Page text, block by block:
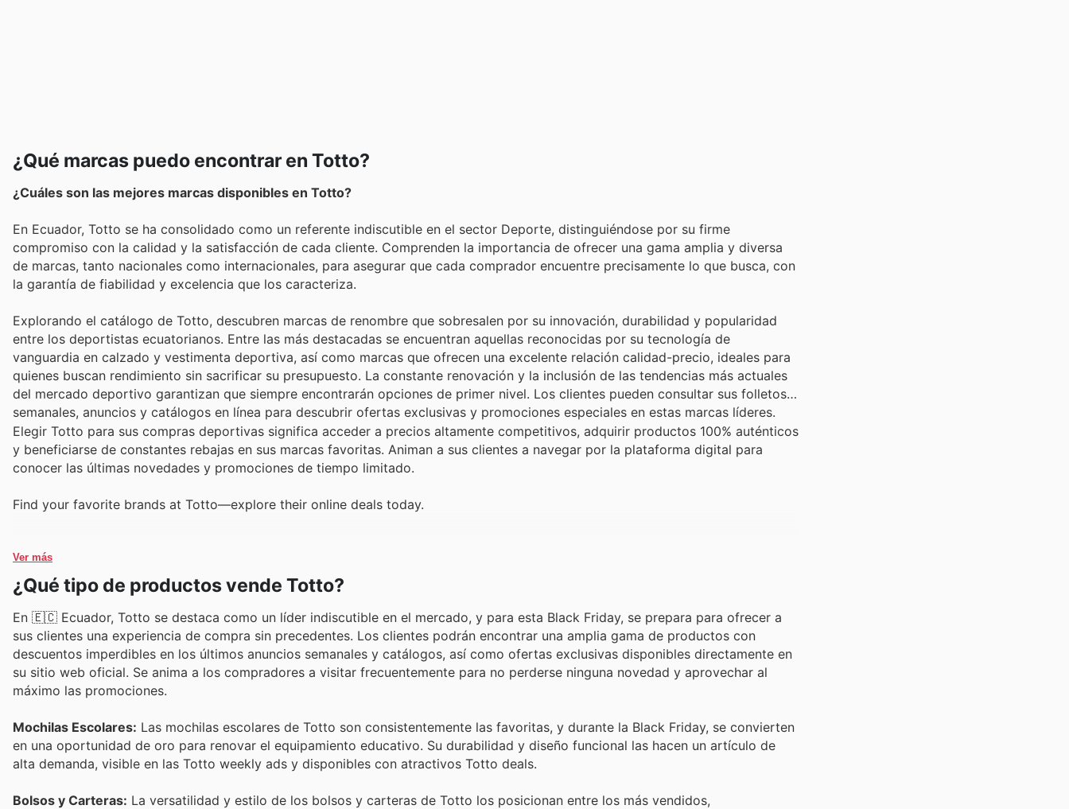
¿Qué marcas puedo encontrar en Totto?
¿Cuáles son las mejores marcas disponibles en Totto?
En Ecuador, Totto se ha consolidado como un referente indiscutible en el sector Deporte, distinguiéndose por su firme
compromiso con la calidad y la satisfacción de cada cliente. Comprenden la importancia de ofrecer una gama amplia y diversa
de marcas, tanto nacionales como internacionales, para asegurar que cada comprador encuentre precisamente lo que busca, con
la garantía de fiabilidad y excelencia que los caracteriza.
Explorando el catálogo de Totto, descubren marcas de renombre que sobresalen por su innovación, durabilidad y popularidad
entre los deportistas ecuatorianos. Entre las más destacadas se encuentran aquellas reconocidas por su tecnología de
vanguardia en calzado y vestimenta deportiva, así como marcas que ofrecen una excelente relación calidad-precio, ideales para
quienes buscan rendimiento sin sacrificar su presupuesto. La constante renovación y la inclusión de las tendencias más actuales
del mercado deportivo garantizan que siempre encontrarán opciones de primer nivel. Los clientes pueden consultar sus folletos
semanales, anuncios y catálogos en línea para descubrir ofertas exclusivas y promociones especiales en estas marcas líderes.
Elegir Totto para sus compras deportivas significa acceder a precios altamente competitivos, adquirir productos 100% auténticos
y beneficiarse de constantes rebajas en sus marcas favoritas. Animan a sus clientes a navegar por la plataforma digital para
conocer las últimas novedades y promociones de tiempo limitado.
Find your favorite brands at Totto—explore their online deals today.
Ver más
¿Qué tipo de productos vende Totto?
En 🇪🇨 Ecuador, Totto se destaca como un líder indiscutible en el mercado, y para esta Black Friday, se prepara para ofrecer a
sus clientes una experiencia de compra sin precedentes. Los clientes podrán encontrar una amplia gama de productos con
descuentos imperdibles en los últimos anuncios semanales y catálogos, así como ofertas exclusivas disponibles directamente en
su sitio web oficial. Se anima a los compradores a visitar frecuentemente para no perderse ninguna novedad y aprovechar al
máximo las promociones.
Mochilas Escolares: Las mochilas escolares de Totto son consistentemente las favoritas, y durante la Black Friday, se convierten
en una oportunidad de oro para renovar el equipamiento educativo. Su durabilidad y diseño funcional las hacen un artículo de
alta demanda, visible en las Totto weekly ads y disponibles con atractivos Totto deals.
Bolsos y Carteras: La versatilidad y estilo de los bolsos y carteras de Totto los posicionan entre los más vendidos,